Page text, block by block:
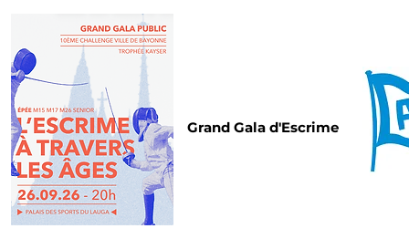
Grand Gala d'Escrime